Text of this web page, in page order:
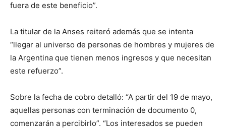
fuera de este beneficio”.
La titular de la Anses reiteró además que se intenta
“llegar al universo de personas de hombres y mujeres de
la Argentina que tienen menos ingresos y que necesitan
este refuerzo”.
Sobre la fecha de cobro detalló: “A partir del 19 de mayo,
aquellas personas con terminación de documento 0,
comenzarán a percibirlo”. “Los interesados se pueden